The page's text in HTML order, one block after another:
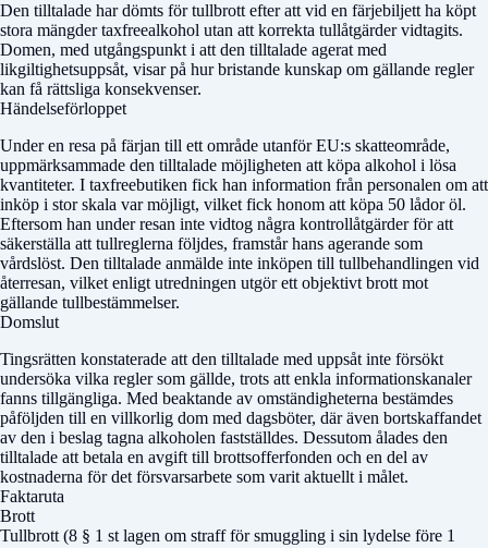
Den tilltalade har dömts för tullbrott efter att vid en färjebiljett ha köpt
stora mängder taxfreealkohol utan att korrekta tullåtgärder vidtagits.
Domen, med utgångspunkt i att den tilltalade agerat med
likgiltighetsuppsåt, visar på hur bristande kunskap om gällande regler
kan få rättsliga konsekvenser.
Händelseförloppet
Under en resa på färjan till ett område utanför EU:s skatteområde,
uppmärksammade den tilltalade möjligheten att köpa alkohol i lösa
kvantiteter. I taxfreebutiken fick han information från personalen om att
inköp i stor skala var möjligt, vilket fick honom att köpa 50 lådor öl.
Eftersom han under resan inte vidtog några kontrollåtgärder för att
säkerställa att tullreglerna följdes, framstår hans agerande som
vårdslöst. Den tilltalade anmälde inte inköpen till tullbehandlingen vid
återresan, vilket enligt utredningen utgör ett objektivt brott mot
gällande tullbestämmelser.
Domslut
Tingsrätten konstaterade att den tilltalade med uppsåt inte försökt
undersöka vilka regler som gällde, trots att enkla informationskanaler
fanns tillgängliga. Med beaktande av omständigheterna bestämdes
påföljden till en villkorlig dom med dagsböter, där även bortskaffandet
av den i beslag tagna alkoholen fastställdes. Dessutom ålades den
tilltalade att betala en avgift till brottsofferfonden och en del av
kostnaderna för det försvarsarbete som varit aktuellt i målet.
Faktaruta
Brott
Tullbrott (8 § 1 st lagen om straff för smuggling i sin lydelse före 1